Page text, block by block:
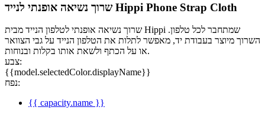
שרוך נשיאה אופנתי לנייד Hippi Phone Strap Cloth
שרוך נשיאה אופנתי לטלפון הנייד מבית Hippi שמתחבר לכל טלפון.
השרוך מיוצר בעבודת יד, מאפשר לתלות את הטלפון הנייד על גבי הצוואר
או על הכתף ולשאת אותו בקלות ובנוחות.
צבע:
{{model.selectedColor.displayName}}
נפח:
{{ capacity.name }}